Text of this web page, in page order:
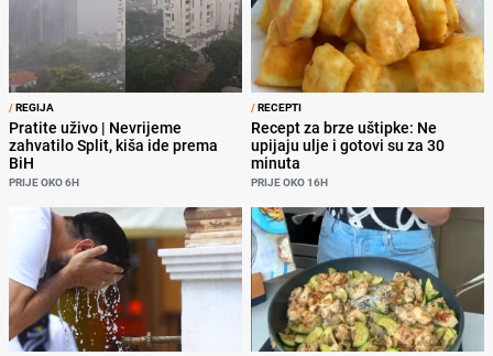
/REGIJA
Pratite uživo | Nevrijeme
zahvatilo Split, kiša ide prema
BiH
PRIJE OKO 6H
/RECEPTI
Recept za brze uštipke: Ne
upijaju ulje i gotovi su za 30
minuta
PRIJE OKO 16H